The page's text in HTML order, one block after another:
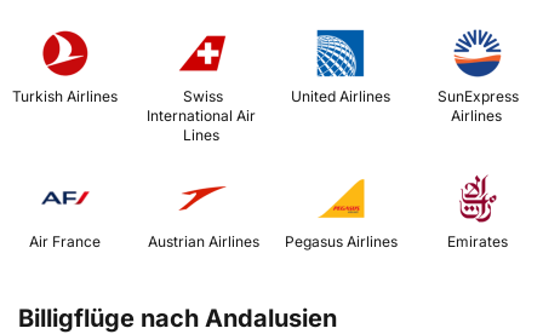
Turkish Airlines
International Air
Lines
United Airlines
Airlines
Air France Austrian Airlines Emirates
Billigflüge nach Andalusien